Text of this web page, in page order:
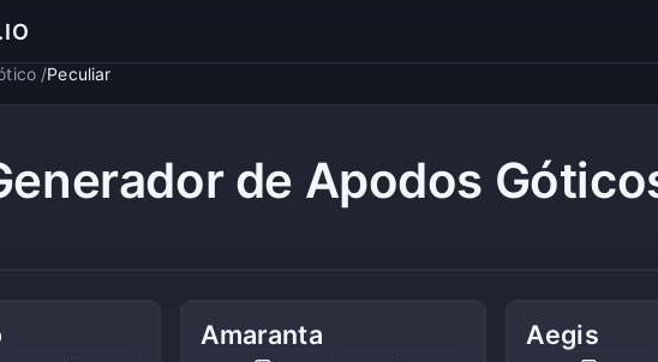
Peculiar
de Apodos
Amaranta Aegis